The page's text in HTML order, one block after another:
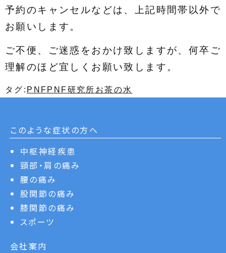
予約のキャンセルなどは、上記時間帯以外で
お願いします。
ご不便、ご迷惑をおかけ致しますが、何卒ご
理解のほど宜しくお願い致します。
タグ: PNF PNF研究所 お茶の水
このような症状の方へ
中枢神経疾患
頸部・肩の痛み
腰の痛み
股関節の痛み
膝関節の痛み
スポーツ
会社案内